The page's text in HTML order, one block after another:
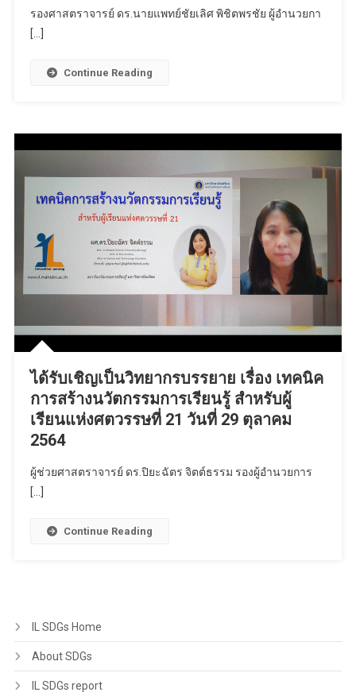
รองศาสตราจารย์ ดร.นายแพทย์ชัยเลิศ พิชิตพรชัย ผู้อำนวยกา
[…]
Continue Reading
ได้รับเชิญเป็นวิทยากรบรรยาย เรื่อง เทคนิค
การสร้างนวัตกรรมการเรียนรู้ สำหรับผู้
เรียนแห่งศตวรรษที่ 21 วันที่ 29 ตุลาคม
2564
ผู้ช่วยศาสตราจารย์ ดร.ปิยะฉัตร จิตต์ธรรม รองผู้อำนวยการ
[…]
Continue Reading
IL SDGs Home
About SDGs
IL SDGs report